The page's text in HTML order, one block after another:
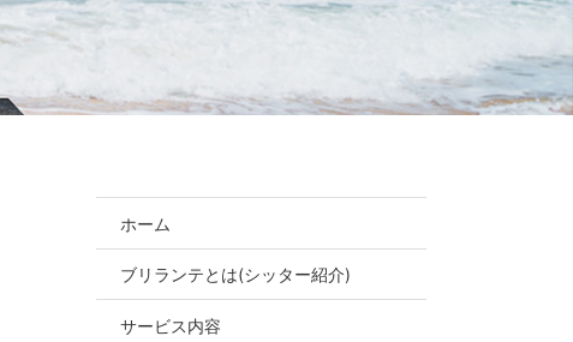
ホーム
ブリランテとは(シッター紹介)
サービス内容